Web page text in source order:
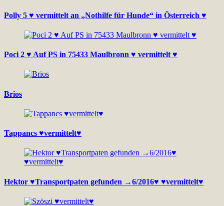
Polly 5 ♥ vermittelt an „Nothilfe für Hunde“ in Österreich ♥
Poci 2 ♥ Auf PS in 75433 Maulbronn ♥ vermittelt ♥
Brios
Tappancs ♥vermittelt♥
Hektor ♥Transportpaten gefunden →6/2016♥ ♥vermittelt♥